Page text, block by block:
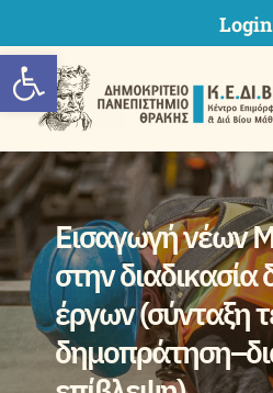
Ανοίξτε τη γραμμή εργαλείων
to
content
Login
ΚΕΔΙΒΙΜ ΔΠΘ
Προγράμματα
Εισαγωγή νέων
στην διαδικασία
έργων (σύνταξη